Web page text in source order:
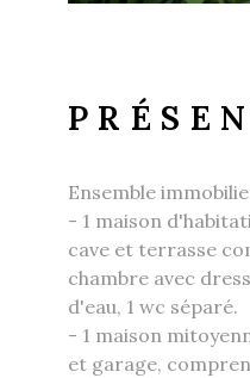
Ensemble
- 1 maison
cave et terrasse
chambre avec
d'eau, 1 wc séparé.
- 1 maison
et garage,